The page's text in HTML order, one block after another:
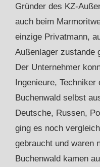
Gründer des KZ-
auch beim
einzige Privatmann,
Außenlager zustande
Der Unternehmer
Ingenieure,
Buchenwald selbst
Deutsche, Russen,
ging es noch
gebraucht und waren
Buchenwald kamen